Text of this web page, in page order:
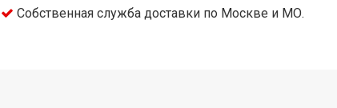
Собственная служба доставки по Москве и МО.